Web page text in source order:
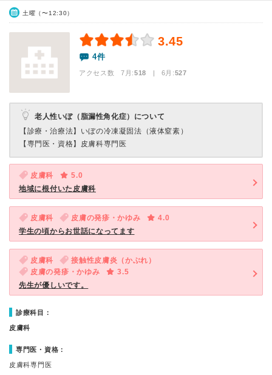
土曜（〜12:30）
3.45
4件
アクセス数 7月:518 | 6月:527
老人性いぼ（脂漏性角化症）について
【診療・治療法】 いぼの冷凍凝固法（液体窒素）
【専門医・資格】 皮膚科専門医
皮膚科
5.0
地域に根付いた皮膚科
皮膚科 皮膚の発疹・かゆみ
4.0
学生の頃からお世話になってます
皮膚科
接触性皮膚炎（かぶれ）
皮膚の発疹・かゆみ
3.5
先生が優しいです。
診療科目：
皮膚科
専門医・資格：
皮膚科専門医